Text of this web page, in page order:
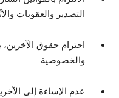
التصدير والعقوبات
احترام حقوق
والخصوصية
عدم الإساءة إلى